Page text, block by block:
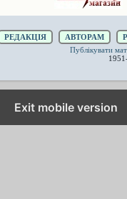
РЕДАКЦІЯ АВТОРАМ
Публікувати
Exit mobile version